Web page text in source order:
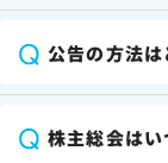
Q 公告の方法
Q 株主総会は